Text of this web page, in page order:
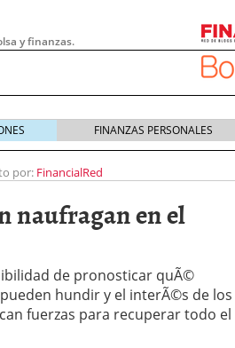
y finanzas.
FINANZAS PERSONALES
por: FinancialRed
naufragan en el
de pronosticar quÃ©
hundir y el interÃ©s de los
fuerzas para recuperar todo el